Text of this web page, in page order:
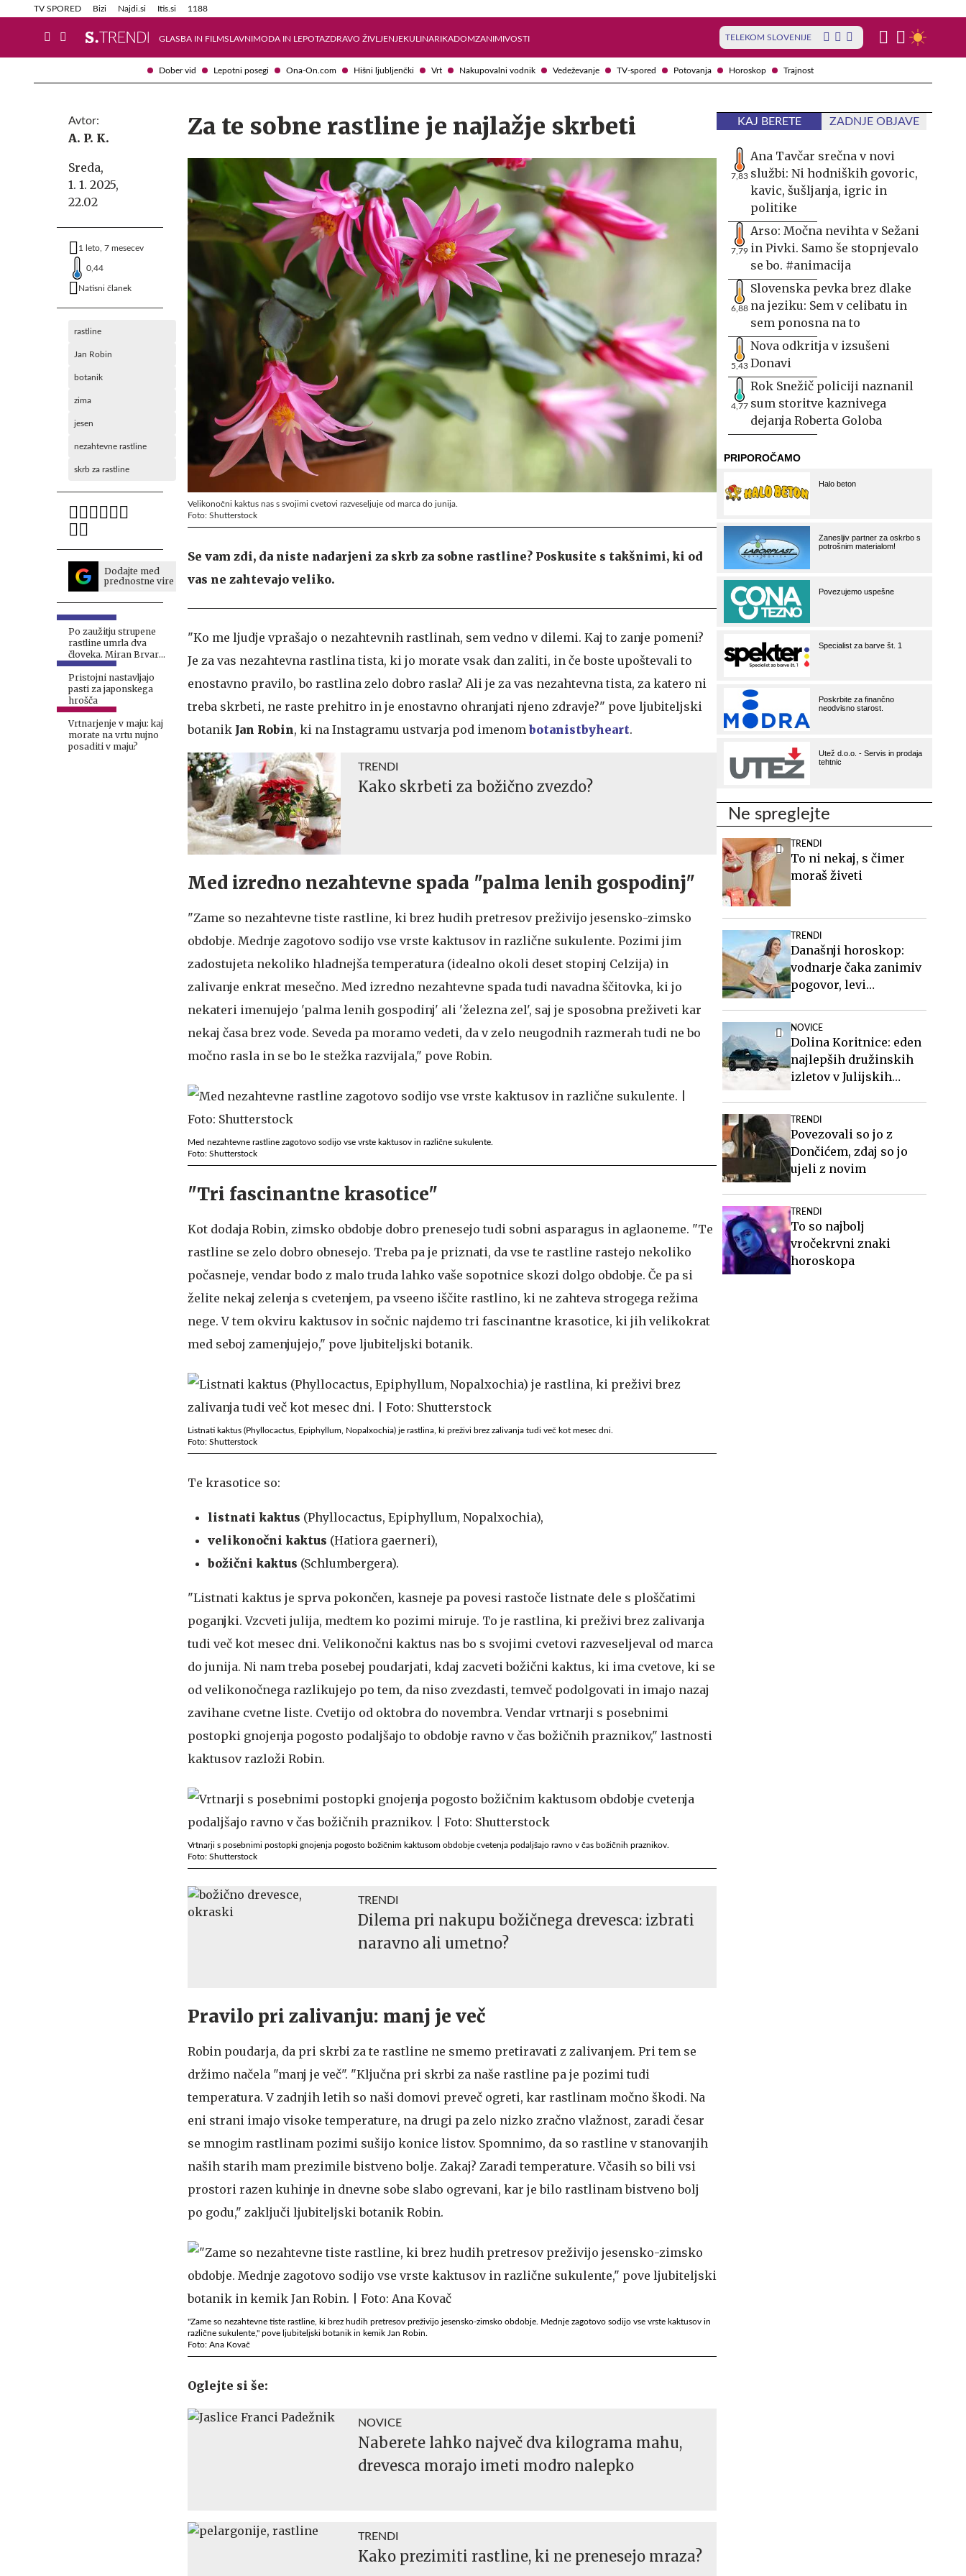
Dober vid Lepotni posegi Ona-On.com Hišni ljubljenčki Vrt Nakupovalni vodnik Vedeževanje TV-spored Potovanja Horoskop Trajnost
TV SPORED Bizi Najdi.si Itis.si 1188
GLASBA IN FILMSLAVNIMODA IN LEPOTAZDRAVO ŽIVLJENJEKULINARIKADOMZANIMIVOSTI TELEKOM SLOVENIJE
Info in obvestila Tehnik
Avtor:
A. P. K.
Sreda,
1. 1. 2025,
22.02
1 leto, 7 mesecev
0,44
Natisni članek
rastline
Jan Robin
botanik
zima
jesen
nezahtevne rastline
skrb za rastline
Dodajte med
prednostne vire
Po zaužitju strupene
rastline umrla dva
človeka. Miran Brvar
opozoril, na kaj
moramo biti pozorni.
#video
Pristojni nastavljajo
pasti za japonskega
hrošča
Vrtnarjenje v maju: kaj
morate na vrtu nujno
posaditi v maju?
Za te sobne rastline je najlažje skrbeti
Velikonočni kaktus nas s svojimi cvetovi razveseljuje od marca do junija.
Foto: Shutterstock
Se vam zdi, da niste nadarjeni za skrb za sobne rastline? Poskusite s takšnimi, ki od
vas ne zahtevajo veliko.
"Ko me ljudje vprašajo o nezahtevnih rastlinah, sem vedno v dilemi. Kaj to zanje pomeni?
Je za vas nezahtevna rastlina tista, ki jo morate vsak dan zaliti, in če boste upoštevali to
enostavno pravilo, bo rastlina zelo dobro rasla? Ali je za vas nezahtevna tista, za katero ni
treba skrbeti, ne raste prehitro in je enostavno ohranjati njeno zdravje?" pove ljubiteljski
botanik Jan Robin, ki na Instagramu ustvarja pod imenom botanistbyheart.
TRENDI
Kako skrbeti za božično zvezdo?
Med izredno nezahtevne spada "palma lenih gospodinj"
"Zame so nezahtevne tiste rastline, ki brez hudih pretresov preživijo jesensko-zimsko
obdobje. Mednje zagotovo sodijo vse vrste kaktusov in različne sukulente. Pozimi jim
zadostujeta nekoliko hladnejša temperatura (idealno okoli deset stopinj Celzija) in
zalivanje enkrat mesečno. Med izredno nezahtevne spada tudi navadna ščitovka, ki jo
nekateri imenujejo 'palma lenih gospodinj' ali 'železna zel', saj je sposobna preživeti kar
nekaj časa brez vode. Seveda pa moramo vedeti, da v zelo neugodnih razmerah tudi ne bo
močno rasla in se bo le stežka razvijala," pove Robin.
Med nezahtevne rastline zagotovo sodijo vse vrste kaktusov in različne sukulente.
Foto: Shutterstock
"Tri fascinantne krasotice"
Kot dodaja Robin, zimsko obdobje dobro prenesejo tudi sobni asparagus in aglaoneme. "Te
rastline se zelo dobro obnesejo. Treba pa je priznati, da vse te rastline rastejo nekoliko
počasneje, vendar bodo z malo truda lahko vaše sopotnice skozi dolgo obdobje. Če pa si
želite nekaj zelenja s cvetenjem, pa vseeno iščite rastlino, ki ne zahteva strogega režima
nege. V tem okviru kaktusov in sočnic najdemo tri fascinantne krasotice, ki jih velikokrat
med seboj zamenjujejo," pove ljubiteljski botanik.
Listnati kaktus (Phyllocactus, Epiphyllum, Nopalxochia) je rastlina, ki preživi brez zalivanja tudi več kot mesec dni.
Foto: Shutterstock
Te krasotice so:
listnati kaktus (Phyllocactus, Epiphyllum, Nopalxochia),
velikonočni kaktus (Hatiora gaerneri),
božični kaktus (Schlumbergera).
"Listnati kaktus je sprva pokončen, kasneje pa povesi rastoče listnate dele s ploščatimi
poganjki. Vzcveti julija, medtem ko pozimi miruje. To je rastlina, ki preživi brez zalivanja
tudi več kot mesec dni. Velikonočni kaktus nas bo s svojimi cvetovi razveseljeval od marca
do junija. Ni nam treba posebej poudarjati, kdaj zacveti božični kaktus, ki ima cvetove, ki se
od velikonočnega razlikujejo po tem, da niso zvezdasti, temveč podolgovati in imajo nazaj
zavihane cvetne liste. Cvetijo od oktobra do novembra. Vendar vrtnarji s posebnimi
postopki gnojenja pogosto podaljšajo to obdobje ravno v čas božičnih praznikov," lastnosti
kaktusov razloži Robin.
Vrtnarji s posebnimi postopki gnojenja pogosto božičnim kaktusom obdobje cvetenja podaljšajo ravno v čas božičnih praznikov.
Foto: Shutterstock
TRENDI
Dilema pri nakupu božičnega drevesca: izbrati
naravno ali umetno?
Pravilo pri zalivanju: manj je več
Robin poudarja, da pri skrbi za te rastline ne smemo pretiravati z zalivanjem. Pri tem se
držimo načela "manj je več". "Ključna pri skrbi za naše rastline pa je pozimi tudi
temperatura. V zadnjih letih so naši domovi preveč ogreti, kar rastlinam močno škodi. Na
eni strani imajo visoke temperature, na drugi pa zelo nizko zračno vlažnost, zaradi česar
se mnogim rastlinam pozimi sušijo konice listov. Spomnimo, da so rastline v stanovanjih
naših starih mam prezimile bistveno bolje. Zakaj? Zaradi temperature. Včasih so bili vsi
prostori razen kuhinje in dnevne sobe slabo ogrevani, kar je bilo rastlinam bistveno bolj
po godu," zaključi ljubiteljski botanik Robin.
"Zame so nezahtevne tiste rastline, ki brez hudih pretresov preživijo jesensko-zimsko obdobje. Mednje zagotovo sodijo vse vrste kaktusov in
različne sukulente," pove ljubiteljski botanik in kemik Jan Robin.
Foto: Ana Kovač
Oglejte si še:
NOVICE
Naberete lahko največ dva kilograma mahu,
drevesca morajo imeti modro nalepko
TRENDI
Kako prezimiti rastline, ki ne prenesejo mraza?
KAJ BERETE ZADNJE OBJAVE
7,83
Ana Tavčar srečna v novi
službi: Ni hodniških govoric,
kavic, šušljanja, igric in
politike
7,79
Arso: Močna nevihta v Sežani
in Pivki. Samo še stopnjevalo
se bo. #animacija
6,88
Slovenska pevka brez dlake
na jeziku: Sem v celibatu in
sem ponosna na to
5,43
Nova odkritja v izsušeni
Donavi
4,77
Rok Snežič policiji naznanil
sum storitve kaznivega
dejanja Roberta Goloba
Ne spreglejte
TRENDI
To ni nekaj, s čimer
moraš živeti
TRENDI
Današnji horoskop:
vodnarje čaka zanimiv
pogovor, levi
NOVICE
Dolina Koritnice: eden
najlepših družinskih
izletov v Julijskih
TRENDI
Povezovali so jo z
Dončićem, zdaj so jo
ujeli z novim
TRENDI
To so najbolj
vročekrvni znaki
horoskopa